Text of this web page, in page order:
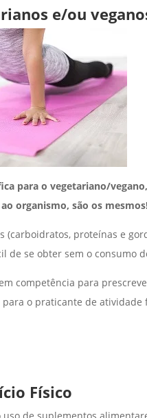
e/ou
para o vegetariano/
organismo, são os
(carboidratos, proteínas e
de se obter sem o consumo
competência para
o praticante de
Físico